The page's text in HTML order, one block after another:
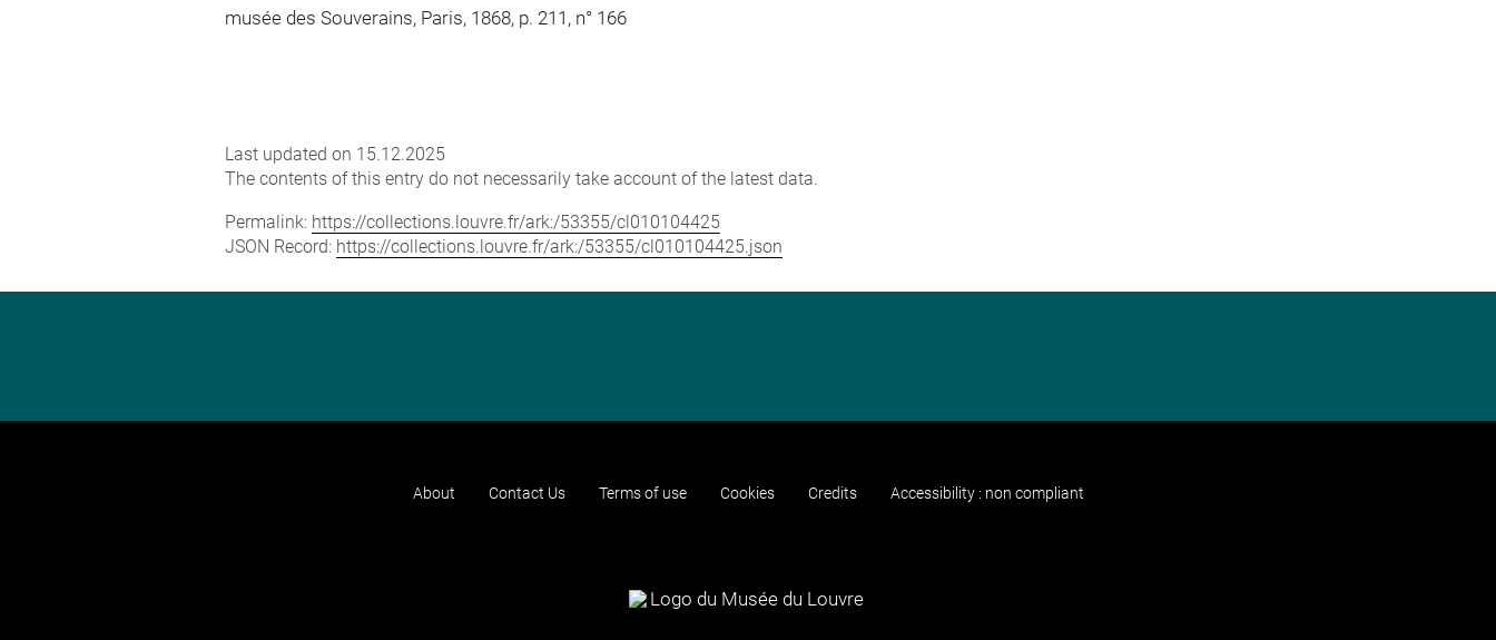
musée des Souverains, Paris, 1868, p. 211, n° 166
Last updated on 15.12.2025
The contents of this entry do not necessarily take account of the latest data.
Permalink: https://collections.louvre.fr/ark:/53355/cl010104425
JSON Record: https://collections.louvre.fr/ark:/53355/cl010104425.json
About Contact Us Terms of use Cookies Credits Accessibility : non compliant